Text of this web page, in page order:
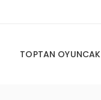
TOPTAN OYUNCAK